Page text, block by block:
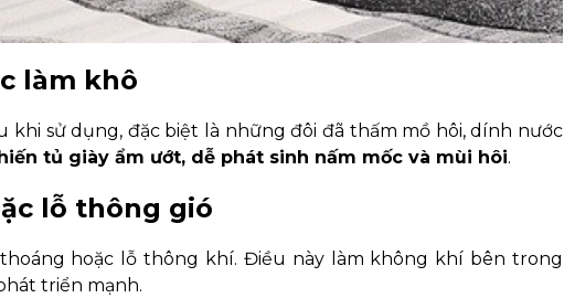
làm khô
sử dụng, đặc biệt là những đôi đã thấm mồ hôi, dính nước
tủ giày ẩm ướt, dễ phát sinh nấm mốc và mùi hôi.
lỗ thông gió
hoặc lỗ thông khí. Điều này làm không khí bên trong
triển mạnh.